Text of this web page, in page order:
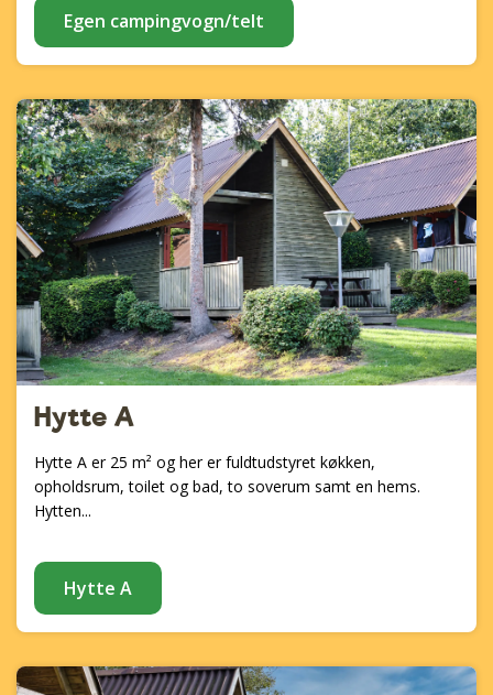
Egen campingvogn/telt
Hytte A
Hytte A er 25 m² og her er fuldtudstyret køkken,
opholdsrum, toilet og bad, to soverum samt en hems.
Hytten...
Hytte A